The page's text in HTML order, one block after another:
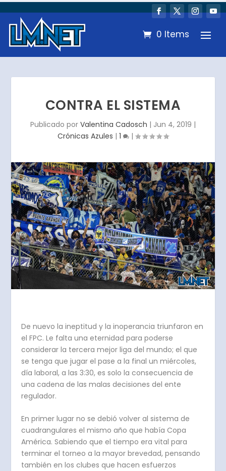
0 Items
CONTRA EL SISTEMA
Publicado por Valentina Cadosch | Jun 4, 2019 |
Crónicas Azules | 1 |
De nuevo la ineptitud y la inoperancia triunfaron en
el FPC. Le falta una eternidad para poderse
considerar la tercera mejor liga del mundo; el que
se tenga que jugar el pase a la final un miércoles,
día laboral, a las 3:30, es solo la consecuencia de
una cadena de las malas decisiones del ente
regulador.
En primer lugar no se debió volver al sistema de
cuadrangulares el mismo año que había Copa
América. Sabiendo que el tiempo era vital para
terminar el torneo a la mayor brevedad, pensando
también en los clubes que hacen esfuerzos